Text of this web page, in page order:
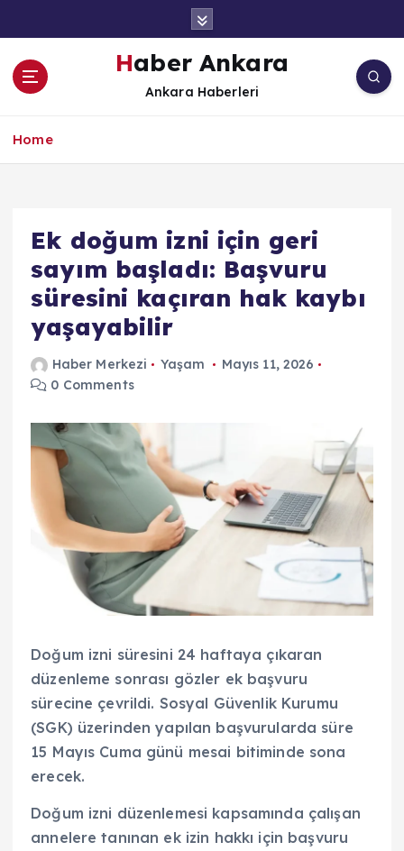
Haber Ankara
Ankara Haberleri
Home
Ek doğum izni için geri
sayım başladı: Başvuru
süresini kaçıran hak kaybı
yaşayabilir
Haber Merkezi Yaşam
Mayıs 11, 2026
0 Comments
Doğum izni süresini 24 haftaya çıkaran
düzenleme sonrası gözler ek başvuru
sürecine çevrildi. Sosyal Güvenlik Kurumu
(SGK) üzerinden yapılan başvurularda süre
15 Mayıs Cuma günü mesai bitiminde sona
erecek.
Doğum izni düzenlemesi kapsamında çalışan
annelere tanınan ek izin hakkı için başvuru